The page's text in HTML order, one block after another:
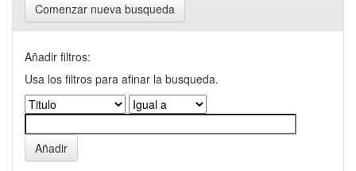
Comenzar nueva busqueda
Añadir filtros:
Usa los filtros para afinar la busqueda.